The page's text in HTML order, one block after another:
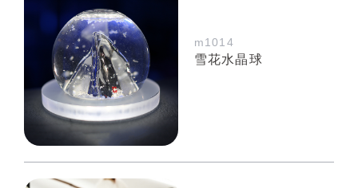
m1014
雪花水晶球